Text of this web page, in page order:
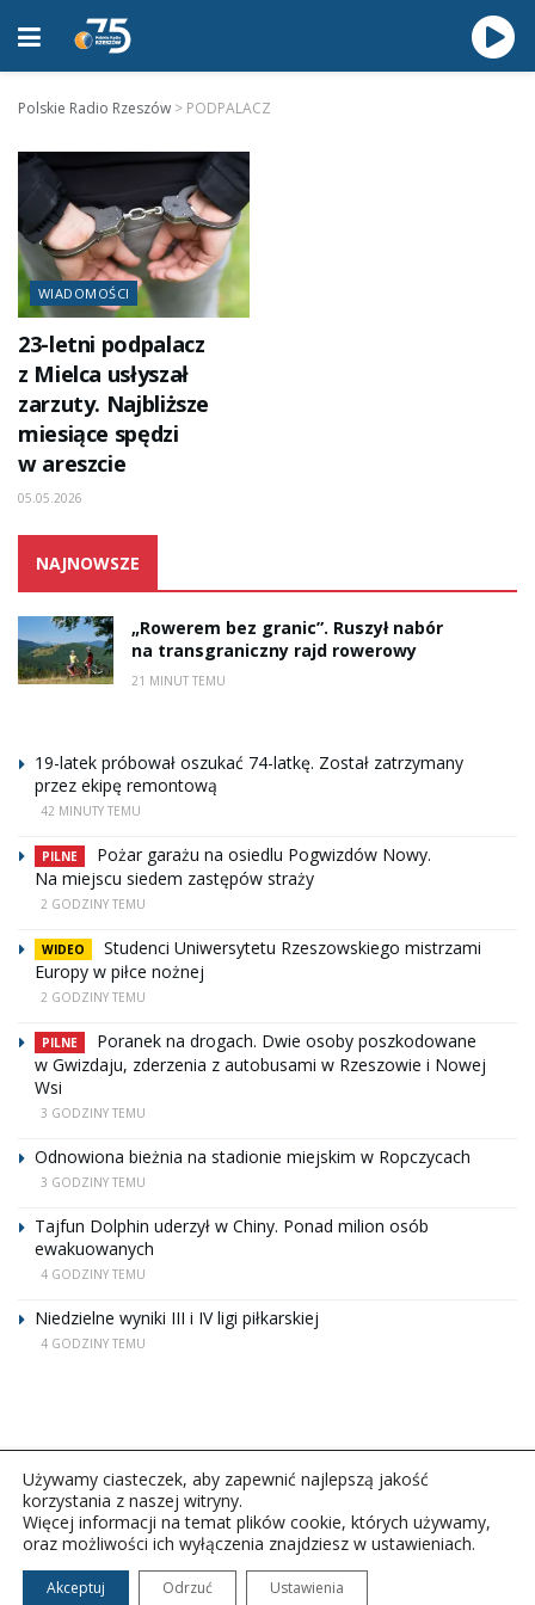
Polskie Radio Rzeszów > PODPALACZ
WIADOMOŚCI
23-letni podpalacz
z Mielca usłyszał
zarzuty. Najbliższe
miesiące spędzi
w areszcie
05.05.2026
NAJNOWSZE
„Rowerem bez granic”. Ruszył nabór
na transgraniczny rajd rowerowy
21 MINUT TEMU
19-latek próbował oszukać 74-latkę. Został zatrzymany
przez ekipę remontową
42 MINUTY TEMU
PILNE
Pożar garażu na osiedlu Pogwizdów Nowy.
Na miejscu siedem zastępów straży
2 GODZINY TEMU
WIDEO
Studenci Uniwersytetu Rzeszowskiego mistrzami
Europy w piłce nożnej
2 GODZINY TEMU
PILNE
Poranek na drogach. Dwie osoby poszkodowane
w Gwizdaju, zderzenia z autobusami w Rzeszowie i Nowej
Wsi
3 GODZINY TEMU
Odnowiona bieżnia na stadionie miejskim w Ropczycach
3 GODZINY TEMU
Tajfun Dolphin uderzył w Chiny. Ponad milion osób
ewakuowanych
4 GODZINY TEMU
Niedzielne wyniki III i IV ligi piłkarskiej
4 GODZINY TEMU
Copyright © 2026Polskie Radio Rzeszów S.A. w likwidacj.
Wszelkie prawa zastrzeżone.
Używamy ciasteczek, aby zapewnić najlepszą jakość
korzystania z naszej witryny.
Więcej informacji na temat plików cookie, których używamy,
oraz możliwości ich wyłączenia znajdziesz w ustawieniach.
Akceptuj Odrzuć Ustawienia